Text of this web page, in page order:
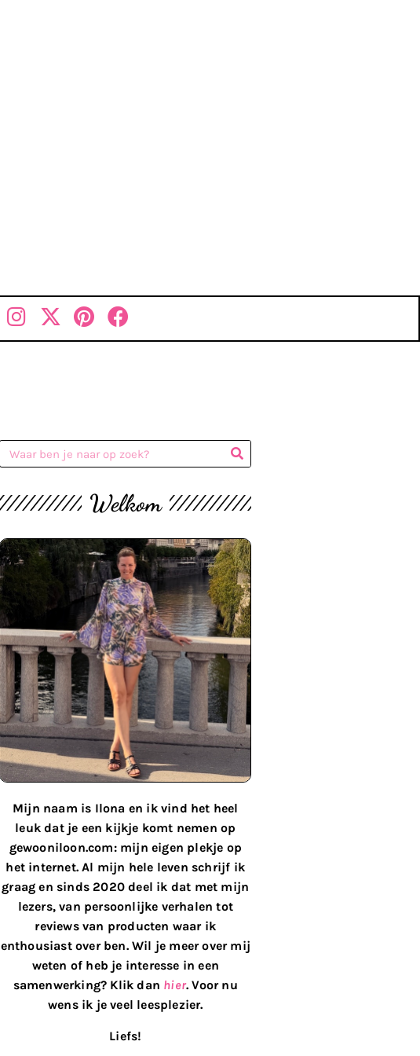
Welkom
Mijn naam is Ilona en ik vind het heel
leuk dat je een kijkje komt nemen op
gewooniloon.com: mijn eigen plekje op
het internet. Al mijn hele leven schrijf ik
graag en sinds 2020 deel ik dat met mijn
lezers, van persoonlijke verhalen tot
reviews van producten waar ik
enthousiast over ben. Wil je meer over mij
weten of heb je interesse in een
samenwerking? Klik dan hier. Voor nu
wens ik je veel leesplezier.
Liefs!